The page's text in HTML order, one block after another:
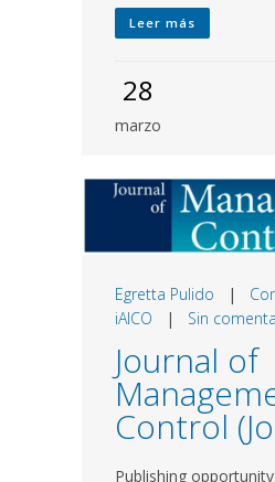
Leer más
28
marzo
Egretta Pulido |
iAICO | Sin
Journal of
Control
Publishing